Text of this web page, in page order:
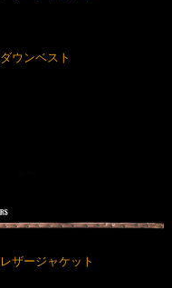
ダウンベスト
レザージャケット